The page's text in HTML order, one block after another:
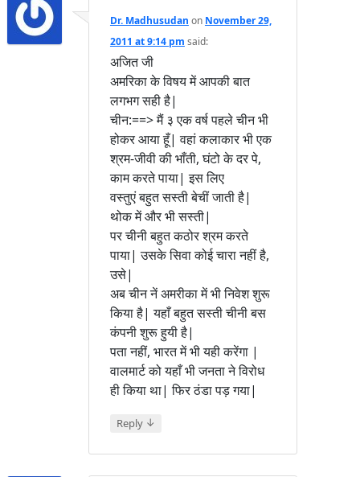
Dr. Madhusudan on November 29,
2011 at 9:14 pm said:
अजित जी
अमरिका के विषय में आपकी बात
लगभग सही है|
चीन:==> मैं ३ एक वर्ष पहले चीन भी
होकर आया हूँ| वहां कलाकार भी एक
श्रम-जीवी की भाँती, घंटो के दर पे,
काम करते पाया| इस लिए
वस्तुएं बहुत सस्ती बेचीं जाती है|
थोक में और भी सस्ती|
पर चीनी बहुत कठोर श्रम करते
पाया| उसके सिवा कोई चारा नहीं है,
उसे|
अब चीन नें अमरीका में भी निवेश शुरू
किया है| यहाँ बहुत सस्ती चीनी बस
कंपनी शुरू हुयी है|
पता नहीं, भारत में भी यही करेंगा |
वालमार्ट को यहाँ भी जनता ने विरोध
ही किया था| फिर ठंडा पड़ गया|
Reply ↓